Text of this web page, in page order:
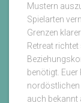
Mustern
Spielarten
Grenzen
Retreat
benötigt.
nordöstlichen
auch bekannt